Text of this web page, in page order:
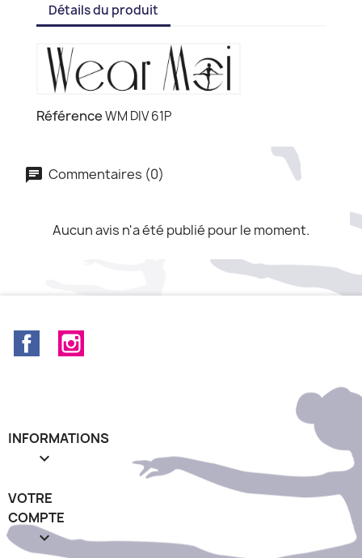
Détails du produit
RéférenceWM DIV 61P
Commentaires (0)
Aucun avis n'a été publié pour le moment.
Facebook
INFORMATIONS

VOTRE
COMPTE
